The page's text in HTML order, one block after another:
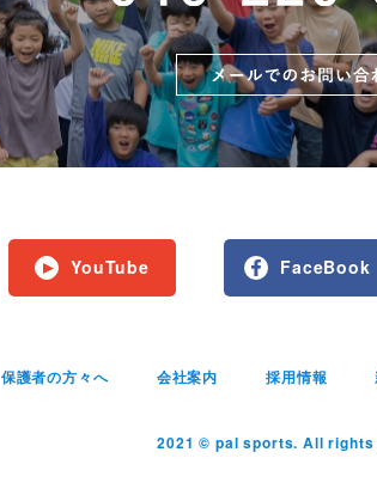
YouTube FaceBook
保護者の方々へ 会社案内 採用情報
2021 © pal sports. All rights